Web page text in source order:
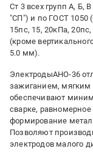
Ст 3 всех групп А, Б,
"СП") и по ГОСТ 1050
15пс, 15, 20кПа,
(кроме
5.0 мм).
ЭлектродыАНО-36
зажиганием, мягким
обеспечивают
сварке,
формирование
Позволяют
электродов малого